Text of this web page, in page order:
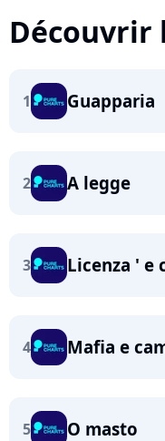
Découvrir
1 Guapparia
2 A legge
3 Licenza ' e
4 Mafia e
5 O masto